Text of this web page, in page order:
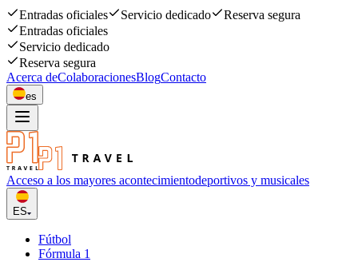
Entradas oficiales Servicio dedicado
Reserva segura
Entradas oficiales
Servicio dedicado
Reserva segura
Acerca deColaboracionesBlogContacto
es
Acceso a los mayores acontecimientodeportivos y musicales
ES
Fútbol
Fórmula 1